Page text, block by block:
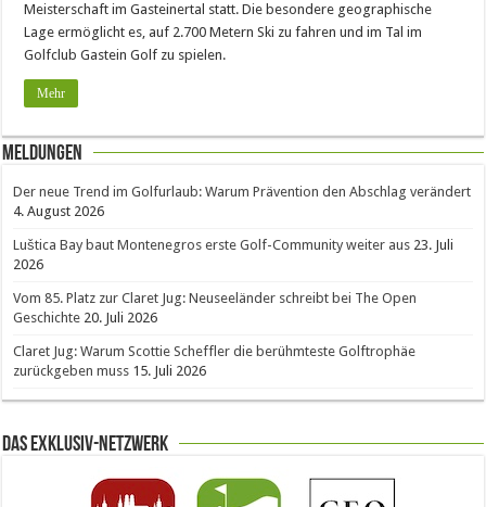
Meisterschaft im Gasteinertal statt. Die besondere geographische
Lage ermöglicht es, auf 2.700 Metern Ski zu fahren und im Tal im
Golfclub Gastein Golf zu spielen.
Mehr
Meldungen
Der neue Trend im Golfurlaub: Warum Prävention den Abschlag verändert
4. August 2026
Luštica Bay baut Montenegros erste Golf-Community weiter aus 23. Juli
2026
Vom 85. Platz zur Claret Jug: Neuseeländer schreibt bei The Open
Geschichte 20. Juli 2026
Claret Jug: Warum Scottie Scheffler die berühmteste Golftrophäe
zurückgeben muss 15. Juli 2026
Das Exklusiv-Netzwerk